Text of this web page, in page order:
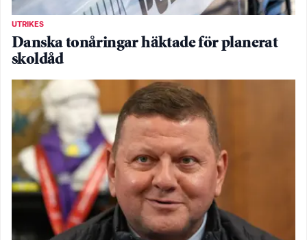
UTRIKES
Danska tonåringar häktade för planerat
skoldåd